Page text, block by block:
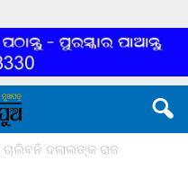
ଦଲାଲଙ୍କ ରାଜ